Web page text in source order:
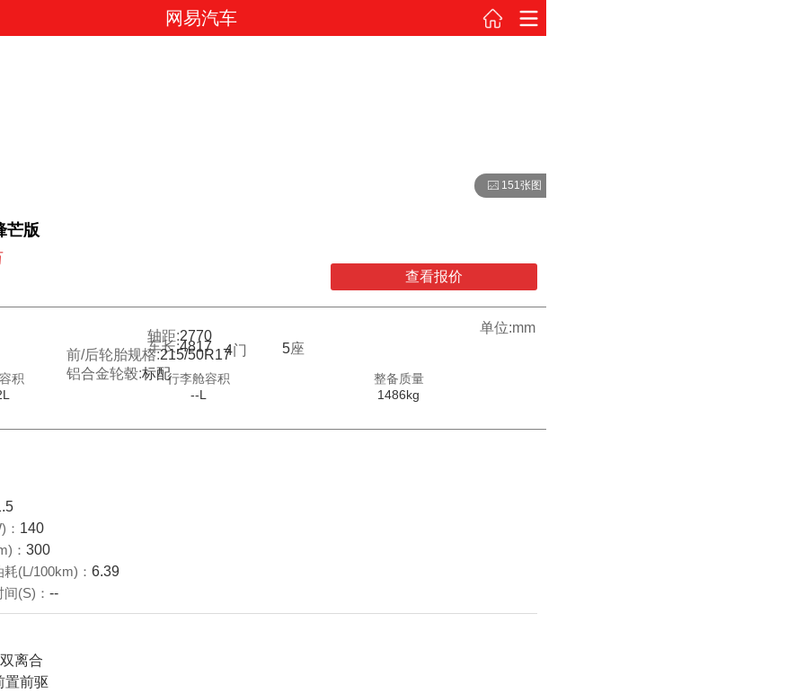
网易汽车
151张图
芒版
查看报价
单位:mm
车长:4817 5座
4门
轴距:2770
前/后轮胎规格:215/50R17
铝合金轮毂:标配
积
行李舱容积
--L
整备质量
1486kg
140
： 300
(L/100km)： 6.39
(S)： --
离合
置前驱